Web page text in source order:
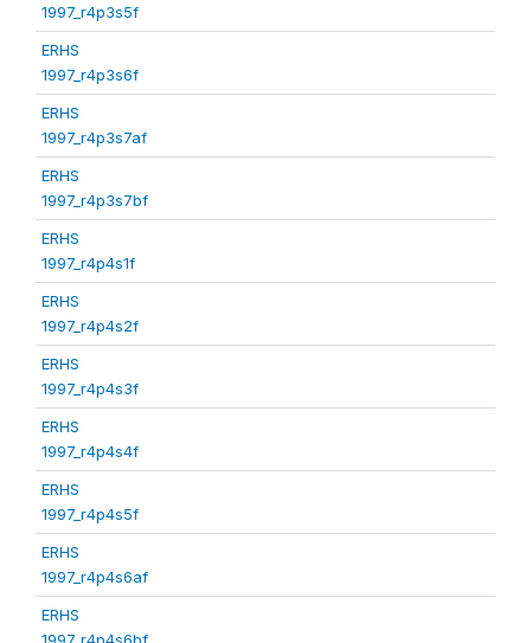
1997_r4p3s5f
ERHS
1997_r4p3s6f
ERHS
1997_r4p3s7af
ERHS
1997_r4p3s7bf
ERHS
1997_r4p4s1f
ERHS
1997_r4p4s2f
ERHS
1997_r4p4s3f
ERHS
1997_r4p4s4f
ERHS
1997_r4p4s5f
ERHS
1997_r4p4s6af
ERHS
1997_r4p4s6bf